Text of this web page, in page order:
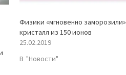
Физики «мгновенно заморозили»
кристалл из 150 ионов
25.02.2019
В "Новости"